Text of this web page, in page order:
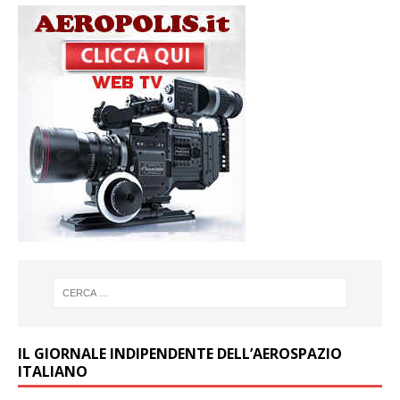
IL GIORNALE INDIPENDENTE DELL’AEROSPAZIO
ITALIANO